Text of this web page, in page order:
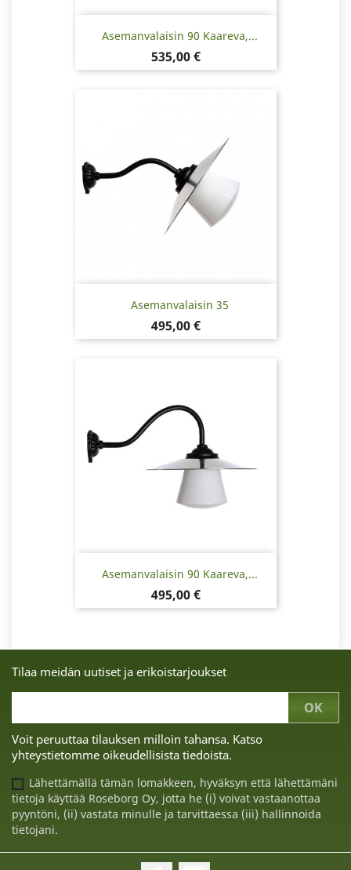
Asemanvalaisin 90 Kaareva,...
Hinta
535,00 €
Asemanvalaisin 35
Hinta
495,00 €
Asemanvalaisin 90 Kaareva,...
Hinta
495,00 €
Tilaa meidän uutiset ja erikoistarjoukset
Voit peruuttaa tilauksen milloin tahansa. Katso
yhteystietomme oikeudellisista tiedoista.
Lähettämällä tämän lomakkeen, hyväksyn että lähettämäni
tietoja käyttää Roseborg Oy, jotta he (i) voivat vastaanottaa
pyyntöni, (ii) vastata minulle ja tarvittaessa (iii) hallinnoida
tietojani.